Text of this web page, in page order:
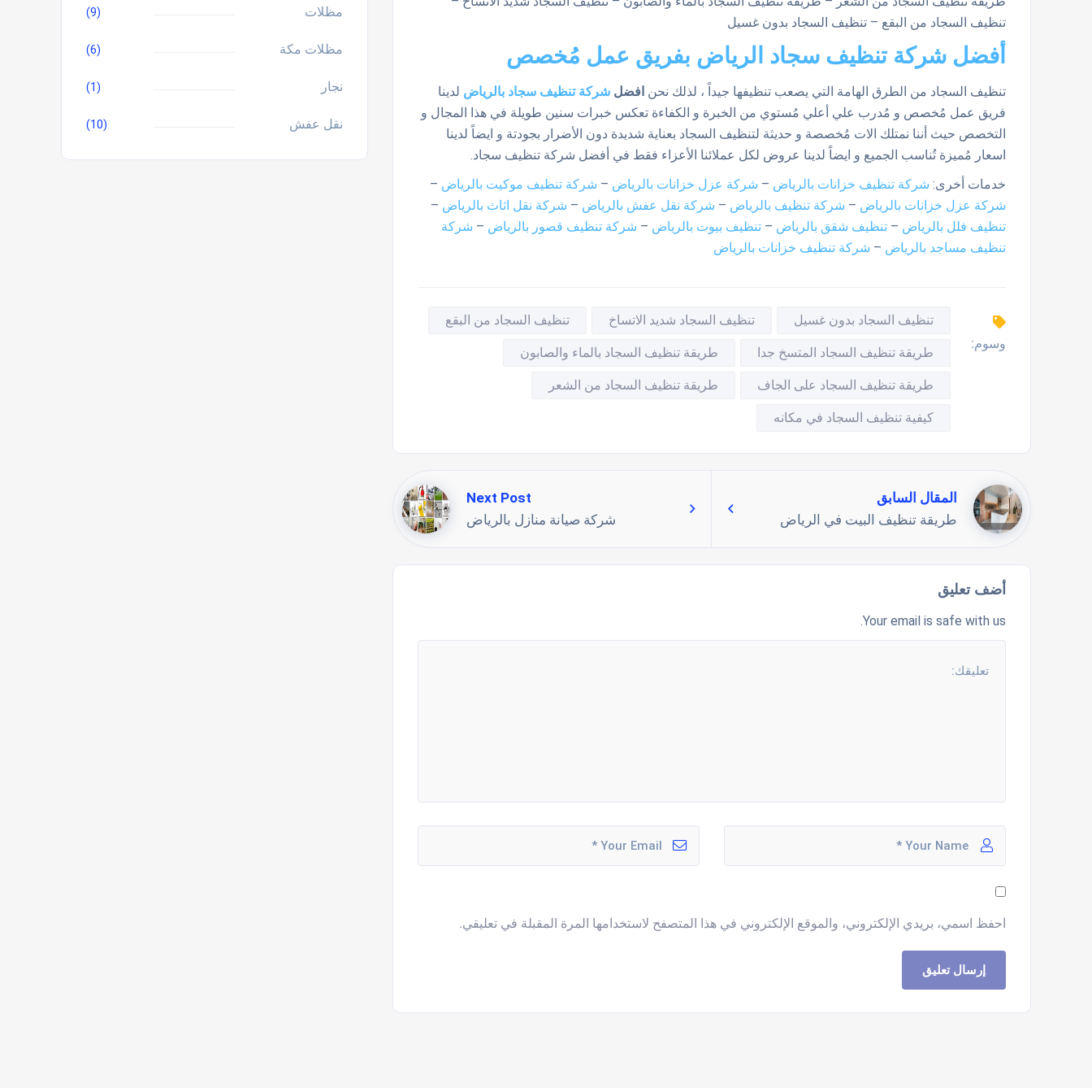
تنظيف السجاد من البقع – تنظيف السجاد بدون غسيل
أفضل شركة تنظيف سجاد الرياض بفريق عمل مُخصص
تنظيف السجاد من الطرق الهامة التي يصعب تنظيفها جيداً ، لذلك نحن افضل شركة تنظيف سجاد بالرياض لدينا
فريق عمل مُخصص و مُدرب علي أعلي مُستوي من الخبرة و الكفاءة تعكس خبرات سنين طويلة في هذا المجال و
التخصص حيث أننا نمتلك الات مُخصصة و حديثة لتنظيف السجاد بعناية شديدة دون الأضرار بجودتة و ايضاً لدينا
اسعار مُميزة تُناسب الجميع و ايضاً لدينا عروض لكل عملائنا الأعزاء فقط في أفضل شركة تنظيف سجاد.
خدمات أخرى: شركة تنظيف خزانات بالرياض – شركة عزل خزانات بالرياض – شركة تنظيف موكيت بالرياض –
شركة عزل خزانات بالرياض – شركة تنظيف بالرياض – شركة نقل عفش بالرياض – شركة نقل اثاث بالرياض –
تنظيف فلل بالرياض – تنظيف شقق بالرياض – تنظيف بيوت بالرياض – شركة تنظيف قصور بالرياض – شركة
تنظيف مساجد بالرياض – شركة تنظيف خزانات بالرياض
وسوم:
تنظيف السجاد بدون غسيل تنظيف السجاد شديد الاتساخ تنظيف السجاد من البقع
طريقة تنظيف السجاد المتسخ جدا طريقة تنظيف السجاد بالماء والصابون
طريقة تنظيف السجاد على الجاف طريقة تنظيف السجاد من الشعر
كيفية تنظيف السجاد في مكانه
المقال السابق
طريقة تنظيف البيت في الرياض
Next Post
شركة صيانة منازل بالرياض
أضف تعليق
Your email is safe with us.
احفظ اسمي، بريدي الإلكتروني، والموقع الإلكتروني في هذا المتصفح لاستخدامها المرة المقبلة في تعليقي.
مظلات (9)
مظلات مكة (6)
نجار (1)
نقل عفش (10)